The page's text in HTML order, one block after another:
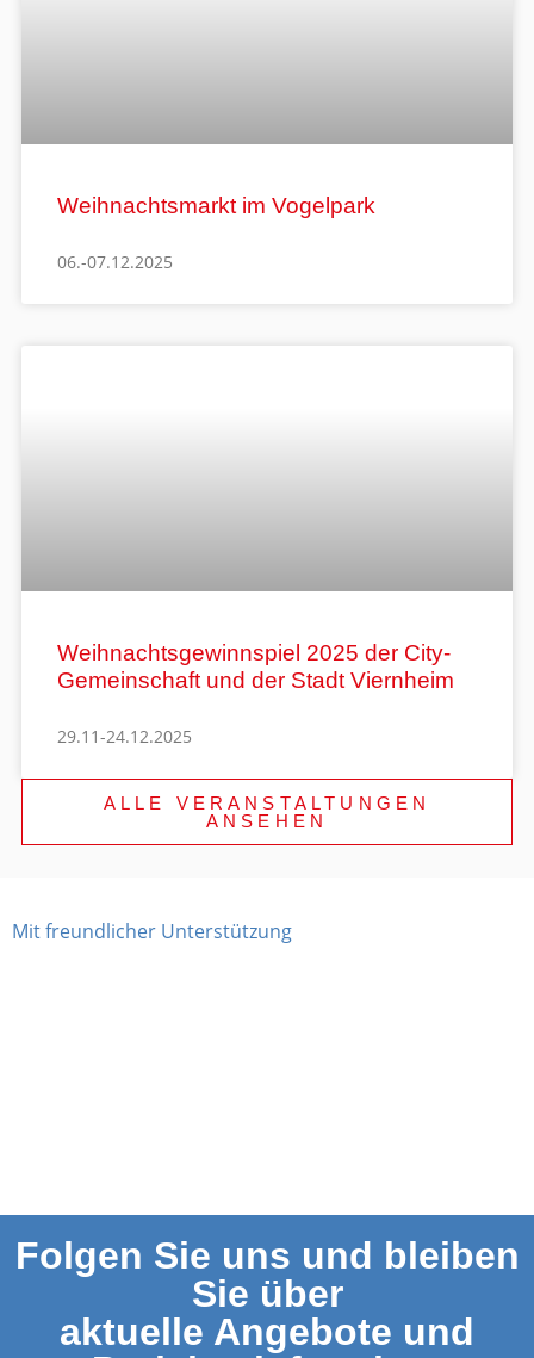
Weihnachtsmarkt im Vogelpark
06.-07.12.2025
Weihnachtsgewinnspiel 2025 der City-
Gemeinschaft und der Stadt Viernheim
29.11-24.12.2025
ALLE VERANSTALTUNGEN
ANSEHEN
Mit freundlicher Unterstützung
Folgen Sie uns und bleiben
Sie über
aktuelle Angebote und